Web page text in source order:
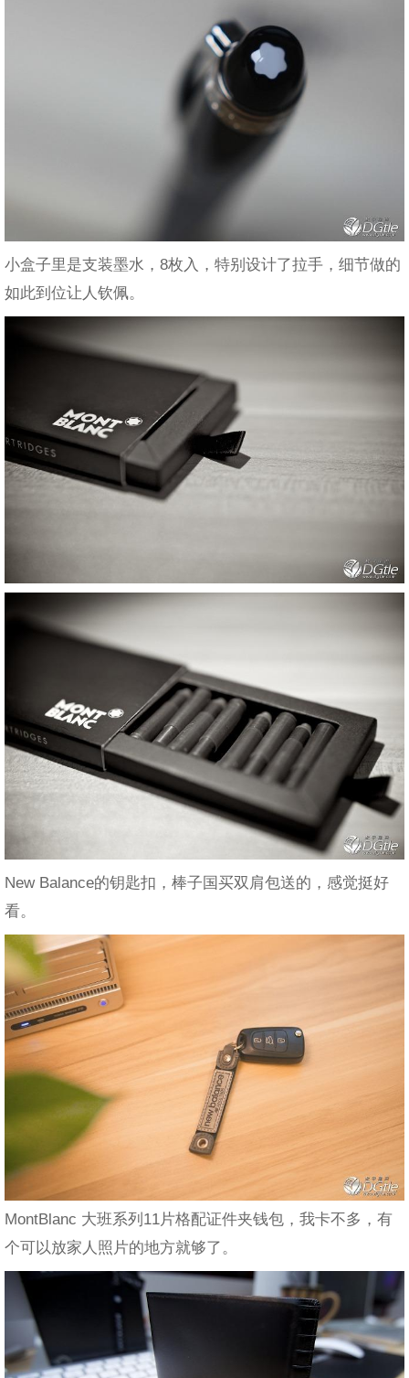
小盒子里是支装墨水，8枚入，特别设计了拉手，细节做的
如此到位让人钦佩。
New Balance的钥匙扣，棒子国买双肩包送的，感觉挺好
看。
MontBlanc 大班系列11片格配证件夹钱包，我卡不多，有
个可以放家人照片的地方就够了。